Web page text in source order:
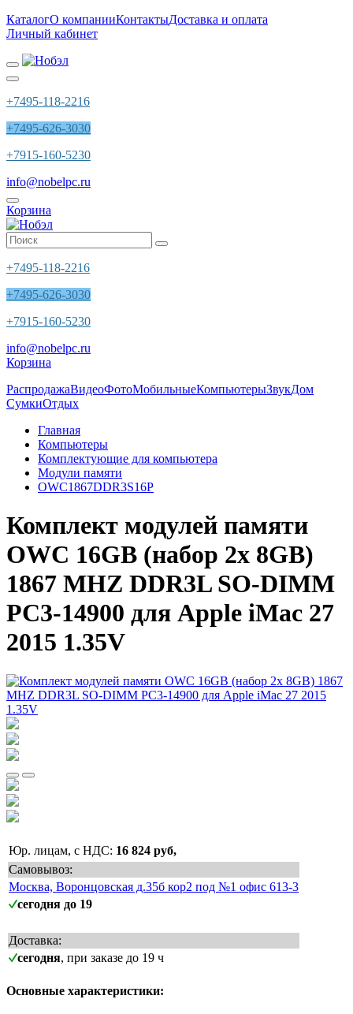
КаталогО компанииКонтактыДоставка и оплата
Личный кабинет
+7495-118-2216
+7495-626-3030
+7915-160-5230
info@nobelpc.ru
Корзина
+7495-118-2216
+7495-626-3030
+7915-160-5230
info@nobelpc.ru
Корзина
РаспродажаВидеоФотоМобильныеКомпьютерыЗвукДом
СумкиОтдых
Главная
Компьютеры
Комплектующие для компьютера
Модули памяти
OWC1867DDR3S16P
Комплект модулей памяти
OWC 16GB (набор 2x 8GB)
1867 MHZ DDR3L SO-DIMM
PC3-14900 для Apple iMac 27
2015 1.35V
Юр. лицам, с НДС: 16 824 руб,
Самовывоз:
Москва, Воронцовская д.35б кор2 под №1 офис 613-3
сегодня до 19
Доставка:
сегодня, при заказе до 19 ч
Основные характеристики: